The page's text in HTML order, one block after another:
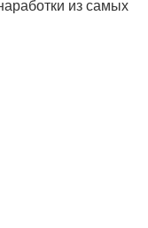
из самых